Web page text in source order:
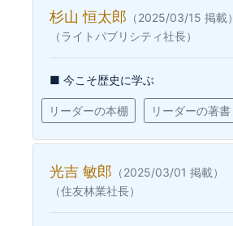
杉山 恒太郎 （2025/03/15 掲載）
（ライトパブリシティ社長）
■ 今こそ歴史に学ぶ
リーダーの本棚 リーダーの著書
光吉 敏郎 （2025/03/01 掲載）
（住友林業社長）